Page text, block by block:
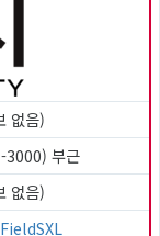
없음)
3000) 부근
없음)